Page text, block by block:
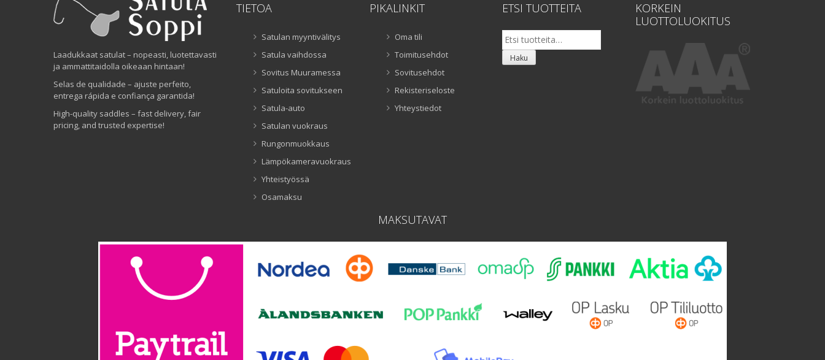
Laadukkaat satulat – nopeasti, luotettavasti
ja ammattitaidolla oikeaan hintaan!
Selas de qualidade – ajuste perfeito,
entrega rápida e confiança garantida!
High-quality saddles – fast delivery, fair
pricing, and trusted expertise!
TIETOA
Satulan myyntivälitys
Satula vaihdossa
Sovitus Muuramessa
Satuloita sovitukseen
Satula-auto
Satulan vuokraus
Rungonmuokkaus
Lämpökameravuokraus
Yhteistyössä
Osamaksu
PIKALINKIT
Oma tili
Toimitusehdot
Sovitusehdot
Rekisteriseloste
Yhteystiedot
ETSI TUOTTEITA
Etsi:
Haku
KORKEIN
LUOTTOLUOKITUS
MAKSUTAVAT